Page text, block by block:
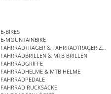
E-BIKES
E-MOUNTAINBIKE
FAHRRADTRÄGER & FAHRRADTRÄGER
FAHRRADBRILLEN & MTB BRILLEN
FAHRRADGRIFFE
FAHRRADHELME & MTB HELME
FAHRRADPEDALE
FAHRRAD RUCKSÄCKE